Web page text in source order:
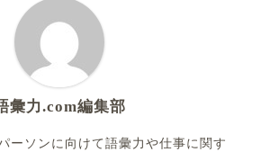
彙力.com編集部
ーソンに向けて語彙力や仕事に関す